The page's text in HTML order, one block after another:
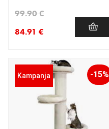
84.91 €
99.90 €
Kampanja -15%